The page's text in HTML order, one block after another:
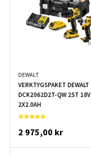
DEWALT
VERKTYGSPAKET DEWALT
DCK2062D2T-QW 2ST 18V
2X2.0AH
2 975,00 kr